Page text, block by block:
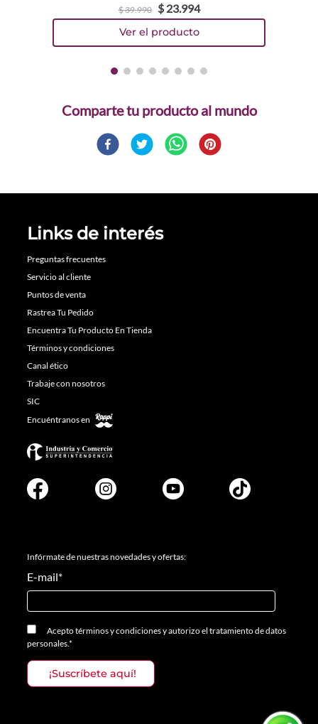
$39.990 $ 23.994
Comparte
Links de interés
Preguntas frecuentes
Servicio al cliente
Puntos de venta
Rastrea Tu Pedido
Encuentra Tu Producto En Tienda
Términos y condiciones
Canal ético
Trabaje con nosotros
SIC
Encuéntranos en
Infórmate de nuestras novedades y ofertas:
E-mail*
Aceptotérminos y condicionesyautorizo el tratamiento de datos
personales.*